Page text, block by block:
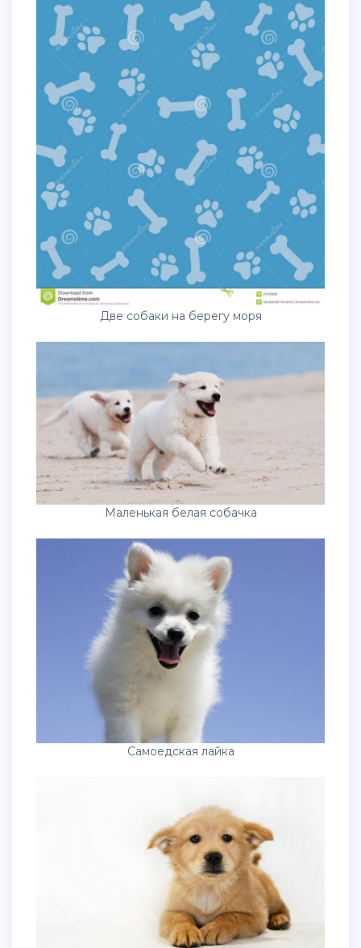
Две собаки на берегу моря
Маленькая белая собачка
Самоедская лайка